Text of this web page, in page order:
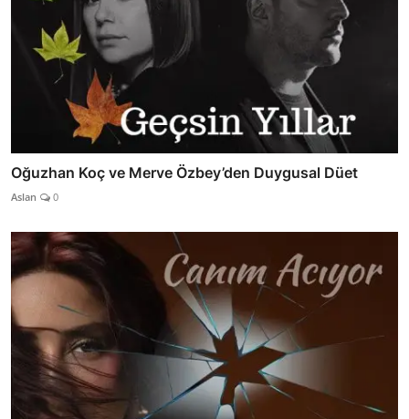
Oğuzhan Koç ve Merve Özbey’den Duygusal Düet
Aslan 0